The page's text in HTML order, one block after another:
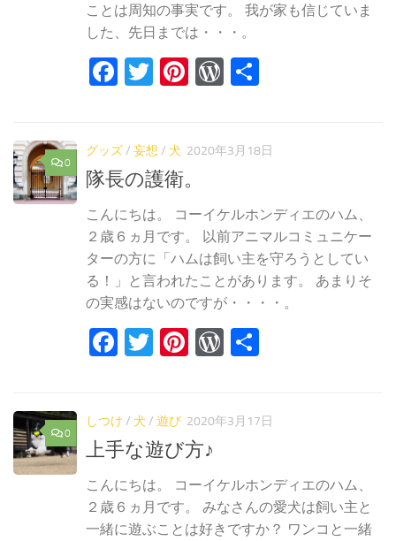
ことは周知の事実です。 我が家も信じていま
した、先日までは・・・。
Facebook
Twitter
Pinterest
WordPress
0
グッズ/ 妄想 / 犬 2020年3月18日
隊長の護衛。
こんにちは。 コーイケルホンディエのハム、
２歳６ヵ月です。 以前アニマルコミュニケー
ターの方に「ハムは飼い主を守ろうとしてい
る！」と言われたことがあります。 あまりそ
の実感はないのですが・・・・。
Facebook
Twitter
Pinterest
WordPress
0
しつけ / 犬 / 遊び 2020年3月17日
上手な遊び方♪
こんにちは。 コーイケルホンディエのハム、
２歳６ヵ月です。 みなさんの愛犬は飼い主と
一緒に遊ぶことは好きですか？ ワンコと一緒